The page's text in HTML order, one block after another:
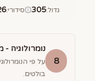
גדול:
305 סידורי:
8
נומרולוגיה
על פי
בולטים.